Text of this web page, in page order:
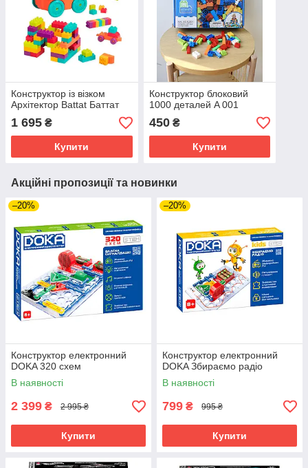
Конструктор із візком
Архітектор Battat Баттат
1 695 ₴
Купити
Конструктор блоковий
1000 деталей A 001
450₴
Купити
Акційні пропозиції та новинки
–20%
Конструктор електронний
DOKA 320 схем
В наявності
2 399 ₴ 2 995 ₴
Купити
–20%
Конструктор електронний
DOKA Збираємо радіо
В наявності
799 ₴ 995 ₴
Купити